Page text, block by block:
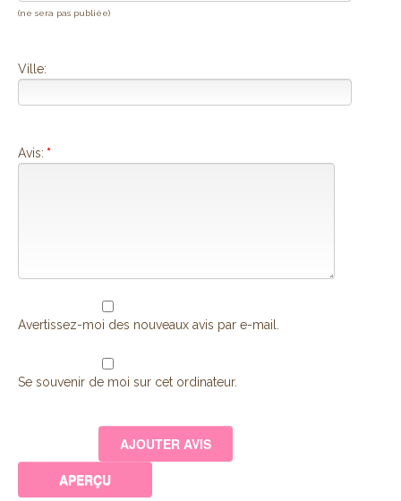
(ne sera pas publiée)
Ville:
Avis: *
Avertissez-moi des nouveaux avis par e-mail.
Se souvenir de moi sur cet ordinateur.